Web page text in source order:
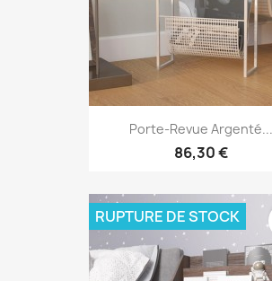
Porte-Revue Argenté...
86,30 €
RUPTURE DE STOCK